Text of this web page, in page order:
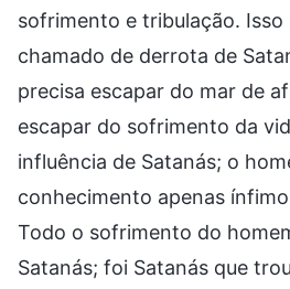
sofrimento e tribulação. Isso
chamado de derrota de
precisa escapar do mar de
escapar do sofrimento da
influência de Satanás; o
conhecimento apenas
Todo o sofrimento do
Satanás; foi Satanás que